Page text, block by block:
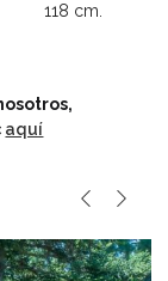
cm.
aquí